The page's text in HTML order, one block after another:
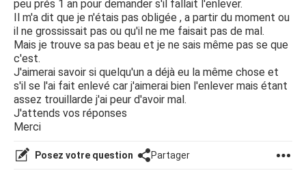
peu prés 1 an pour demander s'il fallait l'enlever.
Il m'a dit que je n'étais pas obligée , a partir du moment ou
il ne grossissait pas ou qu'il ne me faisait pas de mal.
Mais je trouve sa pas beau et je ne sais même pas se que
c'est.
J'aimerai savoir si quelqu'un a déjà eu la même chose et
s'il se l'ai fait enlevé car j'aimerai bien l'enlever mais étant
assez trouillarde j'ai peur d'avoir mal.
J'attends vos réponses
Merci
Posez votre question Partager